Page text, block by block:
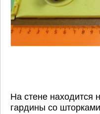
На стене находится
гардины со